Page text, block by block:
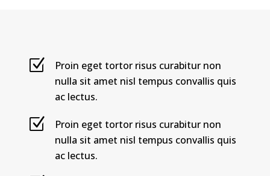
Proin eget tortor risus curabitur non
nulla sit amet nisl tempus convallis quis
ac lectus.
Proin eget tortor risus curabitur non
nulla sit amet nisl tempus convallis quis
ac lectus.